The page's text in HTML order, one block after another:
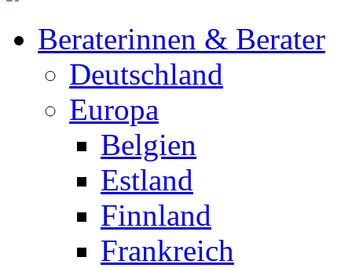
Beraterinnen & Berater
Deutschland
Europa
Belgien
Estland
Finnland
Frankreich